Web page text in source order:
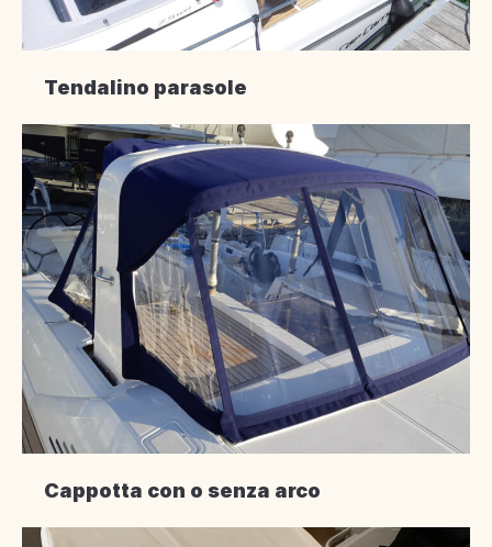
Tendalino parasole
Cappotta con o senza arco